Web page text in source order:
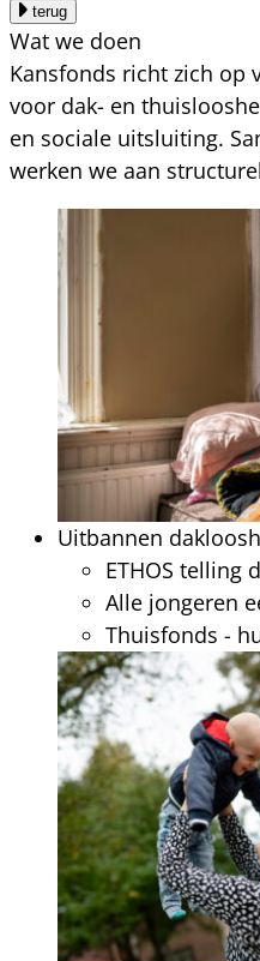
terug
Wat we doen
Kansfonds richt zich op
voor dak- en
en sociale uitsluiting.
werken we aan
Uitbannen
ETHOS telling
Alle jongeren
Thuisfonds -